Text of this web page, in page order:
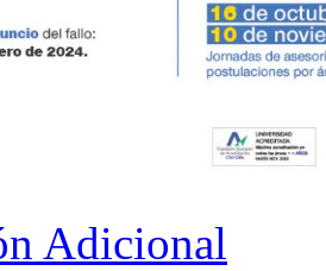
Adicional